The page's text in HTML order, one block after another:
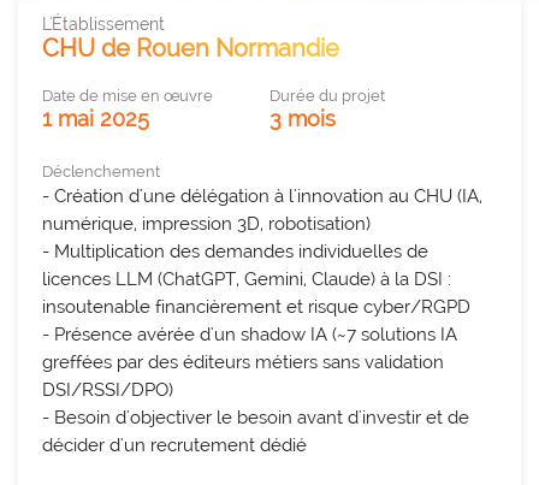
Biologie médicale
expertise_biologie_medicale
Blocs Opératoires
expertise_blocs_operatoires
Cooperation Territoriale et GHT
expertise_coop_territoriales_ght
Expérience Patient
expertise_usagers_aidants_exp_patient
Gouvernance et Stratégie d’établissement
expertise_gouv_et_strat_etablissement
HAD
expertise_had
Hôpitaux de Proximité
expertise_soins_proximite
Imagerie
expertise_plateaux_medi_tech
Organisation du parcours hospitalier
expertise_orga_sejour_hospitalier
expertise_parcours_chirurgicaux
offre_plateformedata300 Plateforme d’outils
Des tableaux de bord dynamiques et interactifs pour
identifier et activer vos leviers de performance.
observatoire_ia Observatoire IA
L'observatoire des usages de l'IA en santé de l'Anap
recense des solutions IA innovantes et concrètes
pour les structures sanitaires et médico-sociales.
expertise_coop_territoriales_ght Plateforme SPASER
La plateforme recense les SPASER déposés par les
établissements pour développer une politique
d'achats durables, pérenne et à impact.
L'Établissement
CHU de Rouen Normandie
Date de mise en œuvre
1 mai 2025
Durée du projet
3 mois
Déclenchement
- Création d'une délégation à l'innovation au CHU (IA,
numérique, impression 3D, robotisation)
- Multiplication des demandes individuelles de
licences LLM (ChatGPT, Gemini, Claude) à la DSI :
insoutenable financièrement et risque cyber/RGPD
- Présence avérée d'un shadow IA (~7 solutions IA
greffées par des éditeurs métiers sans validation
DSI/RSSI/DPO)
- Besoin d'objectiver le besoin avant d'investir et de
décider d'un recrutement dédié